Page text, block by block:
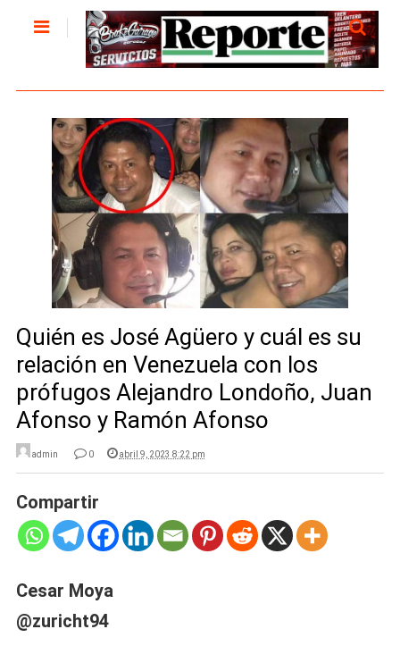
Quién es José Agüero y cuál es su
relación en Venezuela con los
prófugos Alejandro Londoño, Juan
Afonso y Ramón Afonso
admin 0 abril 9, 2023 8:22 pm
Compartir
Cesar Moya
@zuricht94